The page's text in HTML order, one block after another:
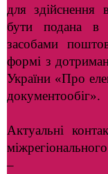
для здійснення
бути подана в
засобами
формі з
України «Про
документообіг».
Актуальні
– за